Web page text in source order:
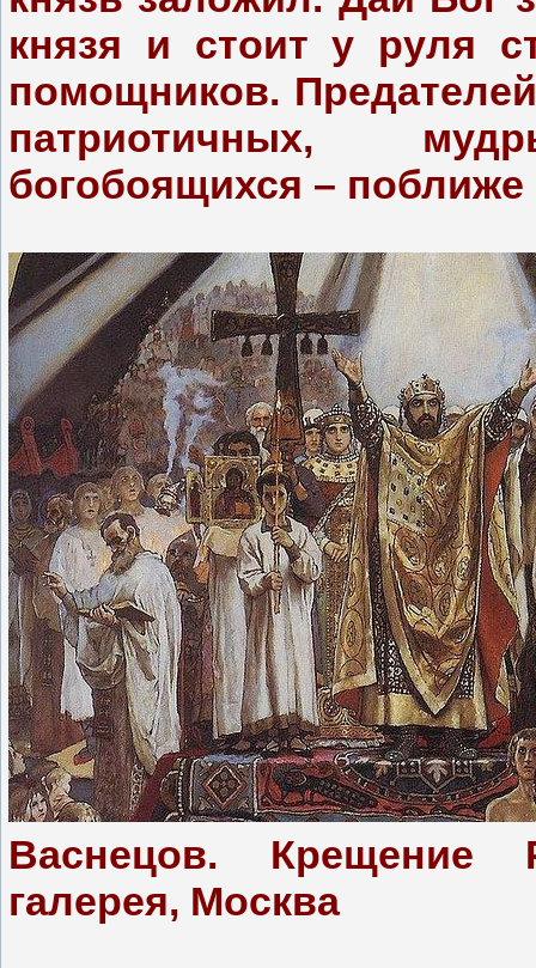
князя и стоит у руля
помощников.
патриотичных,
богобоящихся – поближе
Васнецов. Крещение
галерея, Москва